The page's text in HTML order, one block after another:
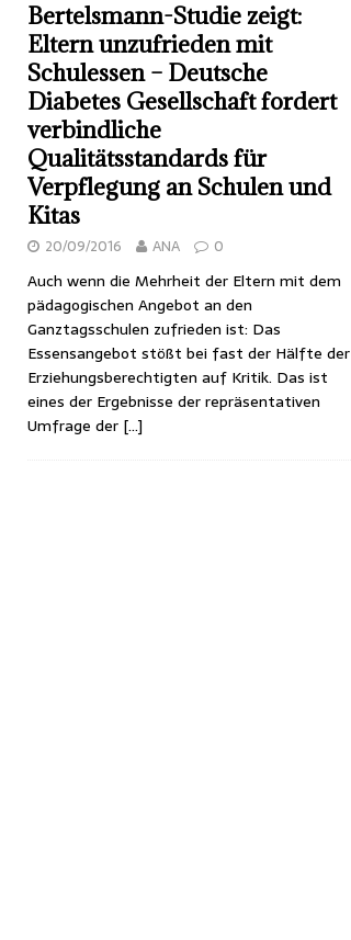
Bertelsmann-Studie zeigt:
Eltern unzufrieden mit
Schulessen – Deutsche
Diabetes Gesellschaft fordert
verbindliche
Qualitätsstandards für
Verpflegung an Schulen und
Kitas
20/09/2016 ANA 0
Auch wenn die Mehrheit der Eltern mit dem
pädagogischen Angebot an den
Ganztagsschulen zufrieden ist: Das
Essensangebot stößt bei fast der Hälfte der
Erziehungsberechtigten auf Kritik. Das ist
eines der Ergebnisse der repräsentativen
Umfrage der […]